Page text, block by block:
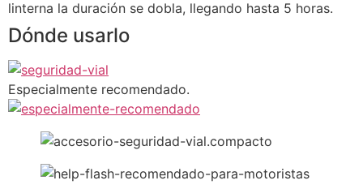
linterna la duración se dobla, llegando hasta 5 horas.
Dónde usarlo
Especialmente recomendado.